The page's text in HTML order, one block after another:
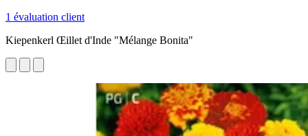
1 évaluation client
Kiepenkerl Œillet d'Inde "Mélange Bonita"